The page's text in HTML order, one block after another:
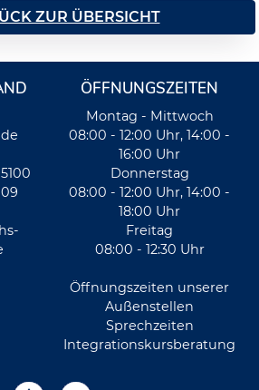
ZUR ÜBERSICHT
ÖFFNUNGSZEITEN
Montag - Mittwoch
08:00 - 12:00 Uhr, 14:00 -
16:00 Uhr
Donnerstag
08:00 - 12:00 Uhr, 14:00 -
18:00 Uhr
Freitag
08:00 - 12:30 Uhr
Öffnungszeiten unserer
Außenstellen
Sprechzeiten
Integrationskursberatung